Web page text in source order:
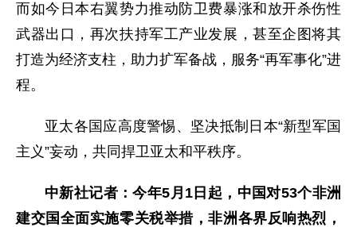
而如今日本右翼势力推动防卫费暴涨和放开杀伤性
武器出口，再次扶持军工产业发展，甚至企图将其
打造为经济支柱，助力扩军备战，服务“再军事化”进
程。
亚太各国应高度警惕、坚决抵制日本“新型军国
主义”妄动，共同捍卫亚太和平秩序。
中新社记者：今年5月1日起，中国对53个非洲
建交国全面实施零关税举措，非洲各界反响热烈，